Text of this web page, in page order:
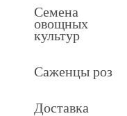
Семена
овощных
культур
Саженцы роз
Доставка